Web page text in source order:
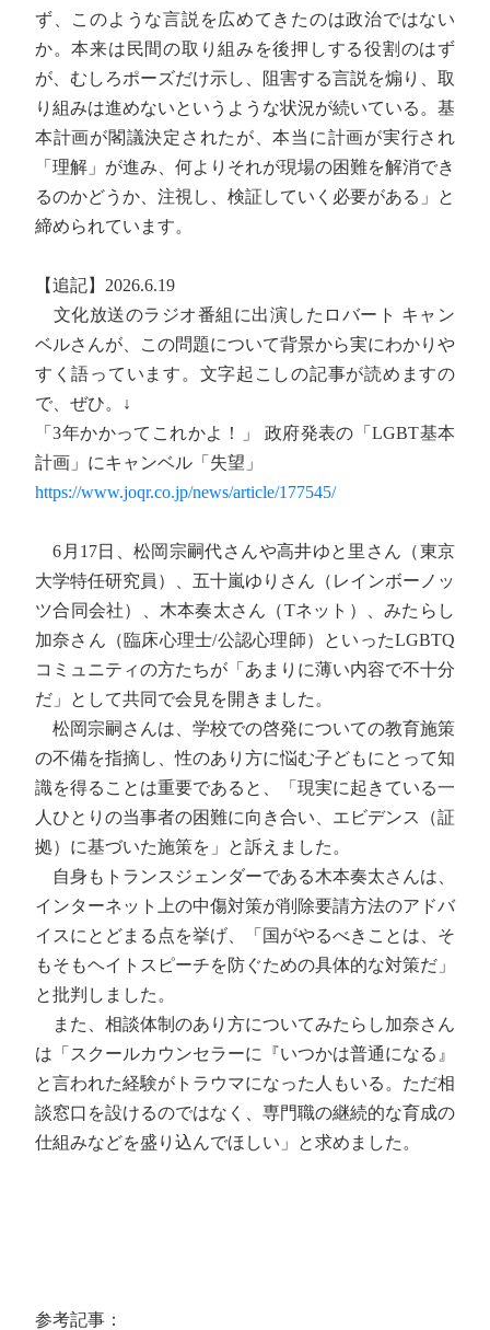
ず、このような言説を広めてきたのは政治ではない
か。本来は民間の取り組みを後押しする役割のはず
が、むしろポーズだけ示し、阻害する言説を煽り、取
り組みは進めないというような状況が続いている。基
本計画が閣議決定されたが、本当に計画が実行され
「理解」が進み、何よりそれが現場の困難を解消でき
るのかどうか、注視し、検証していく必要がある」と
締められています。
【追記】2026.6.19
文化放送のラジオ番組に出演したロバート キャン
ベルさんが、この問題について背景から実にわかりや
すく語っています。文字起こしの記事が読めますの
で、ぜひ。↓
「3年かかってこれかよ！」 政府発表の「LGBT基本
計画」にキャンベル「失望」
https://www.joqr.co.jp/news/article/177545/
6月17日、松岡宗嗣代さんや高井ゆと里さん（東京
大学特任研究員）、五十嵐ゆりさん（レインボーノッ
ツ合同会社）、木本奏太さん（Tネット）、みたらし
加奈さん（臨床心理士/公認心理師）といったLGBTQ
コミュニティの方たちが「あまりに薄い内容で不十分
だ」として共同で会見を開きました。
松岡宗嗣さんは、学校での啓発についての教育施策
の不備を指摘し、性のあり方に悩む子どもにとって知
識を得ることは重要であると、「現実に起きている一
人ひとりの当事者の困難に向き合い、エビデンス（証
拠）に基づいた施策を」と訴えました。
自身もトランスジェンダーである木本奏太さんは、
インターネット上の中傷対策が削除要請方法のアドバ
イスにとどまる点を挙げ、「国がやるべきことは、そ
もそもヘイトスピーチを防ぐための具体的な対策だ」
と批判しました。
また、相談体制のあり方についてみたらし加奈さん
は「スクールカウンセラーに『いつかは普通になる』
と言われた経験がトラウマになった人もいる。ただ相
談窓口を設けるのではなく、専門職の継続的な育成の
仕組みなどを盛り込んでほしい」と求めました。
参考記事：